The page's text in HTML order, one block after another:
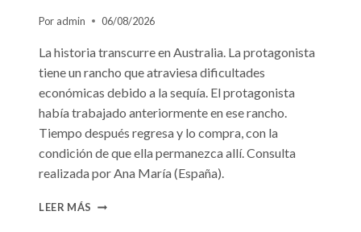
Por admin 06/08/2026
La historia transcurre en Australia. La protagonista
tiene un rancho que atraviesa dificultades
económicas debido a la sequía. El protagonista
había trabajado anteriormente en ese rancho.
Tiempo después regresa y lo compra, con la
condición de que ella permanezca allí. Consulta
realizada por Ana María (España).
LEER MÁS CONSULTA